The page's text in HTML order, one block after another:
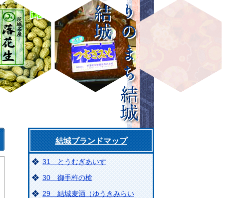
結城ブランドマップ
31 とうむぎあいす
30 御手杵の槍
29 結城麦酒（ゆうきみらい